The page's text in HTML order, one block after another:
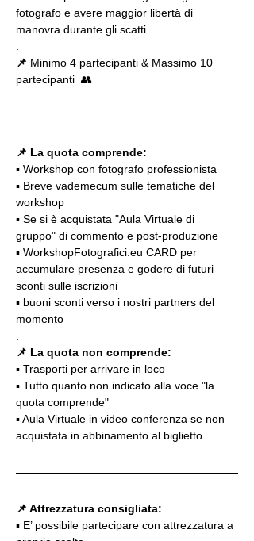
fotografo e avere maggior libertà di
manovra durante gli scatti.
📌 Minimo 4 partecipanti & Massimo 10
partecipanti  👥
📌 La quota comprende:
▪️ Workshop con fotografo professionista
▪️ Breve vademecum sulle tematiche del
workshop
▪️ Se si è acquistata "Aula Virtuale di
gruppo" di commento e post-produzione
▪️ WorkshopFotografici.eu CARD per
accumulare presenza e godere di futuri
sconti sulle iscrizioni
▪️ buoni sconti verso i nostri partners del
momento
📌 La quota non comprende:
▪️ Trasporti per arrivare in loco
▪️ Tutto quanto non indicato alla voce "la
quota comprende"
▪️ Aula Virtuale in video conferenza se non
acquistata in abbinamento al biglietto
📌 Attrezzatura consigliata:
▪️ E’ possibile partecipare con attrezzatura a